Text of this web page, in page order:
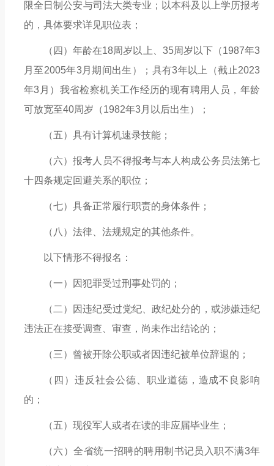
限全日制公安与司法大类专业；以本科及以上学历报考
的，具体要求详见职位表；
（四）年龄在18周岁以上、 35周岁以下（1987年3
月至2005年3月期间出生）；具有3年以上（截止2023
年3月）我省检察机关工作经历的现有聘用人员，年龄
可放宽至40周岁（1982年3月以后出生）；
（五） 具有计算机速录技能；
（六）报考人员不得报考与本人构成公务员法第七
十四条规定回避关系的职位；
（七） 具备正常履行职责的身体条件；
（八） 法律、法规规定的其他条件。
以下情形不得报名：
（一）因犯罪受过刑事处罚的；
（二）因违纪受过党纪、政纪处分的，或涉嫌违纪
违法正在接受调查、审查，尚未作出结论的；
（三）曾被开除公职或者因违纪被单位辞退的；
（ 四 ） 违反社会公德、职业道德，造成不良影响
的；
（五） 现役军人或者在读的非应届毕业生；
（六）全省统一招聘的聘用制书记员入职不满3年